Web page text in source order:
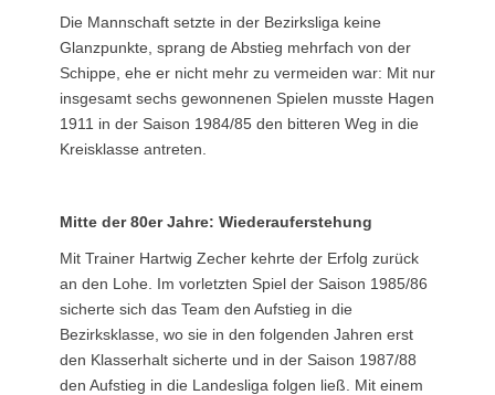
Die Mannschaft setzte in der Bezirksliga keine
Glanzpunkte, sprang de Abstieg mehrfach von der
Schippe, ehe er nicht mehr zu vermeiden war: Mit nur
insgesamt sechs gewonnenen Spielen musste Hagen
1911 in der Saison 1984/85 den bitteren Weg in die
Kreisklasse antreten.
Mitte der 80er Jahre: Wiederauferstehung
Mit Trainer Hartwig Zecher kehrte der Erfolg zurück
an den Lohe. Im vorletzten Spiel der Saison 1985/86
sicherte sich das Team den Aufstieg in die
Bezirksklasse, wo sie in den folgenden Jahren erst
den Klasserhalt sicherte und in der Saison 1987/88
den Aufstieg in die Landesliga folgen ließ. Mit einem